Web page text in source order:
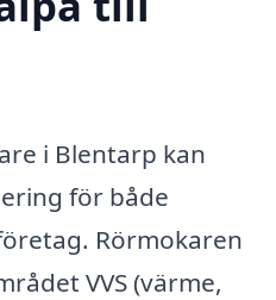
i Blentarp kan
för både
Rörmokaren
VVS (värme,